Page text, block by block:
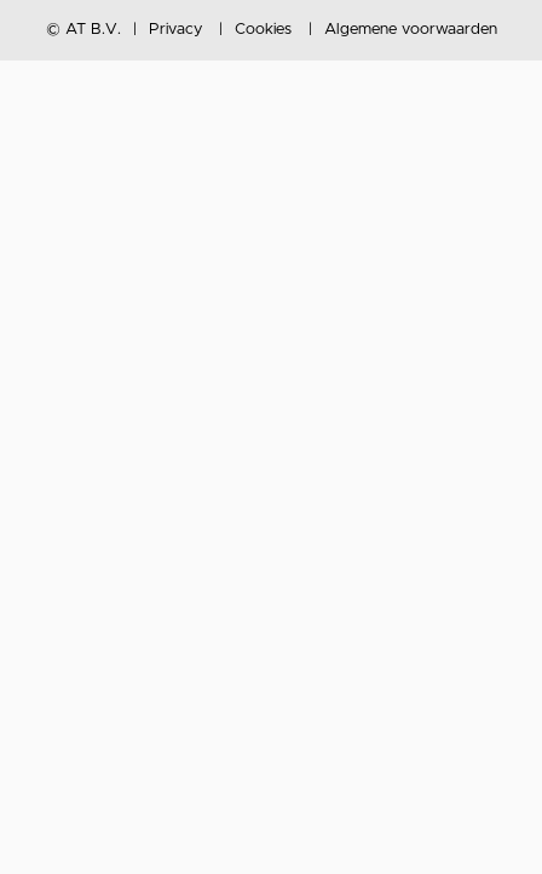
© AT B.V. Privacy Cookies Algemene voorwaarden